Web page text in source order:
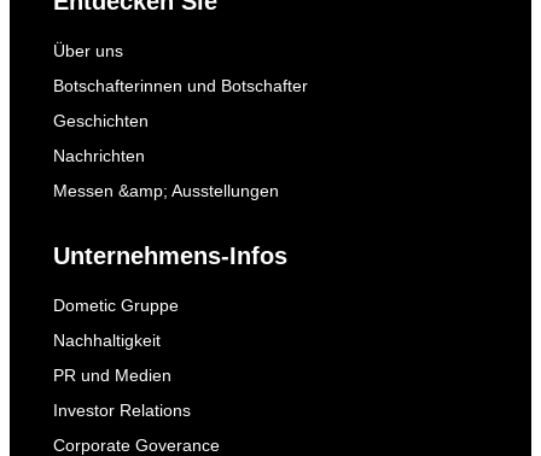
Über uns
Botschafterinnen und Botschafter
Geschichten
Nachrichten
Messen &amp; Ausstellungen
Unternehmens-Infos
Dometic Gruppe
Nachhaltigkeit
PR und Medien
Investor Relations
Corporate Goverance